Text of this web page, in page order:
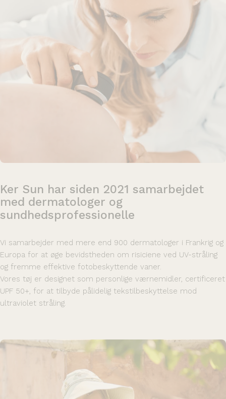
Ker Sun har siden 2021 samarbejdet
med dermatologer og
sundhedsprofessionelle
Vi samarbejder med mere end 900 dermatologer i Frankrig og
Europa for at øge bevidstheden om risiciene ved UV-stråling
og fremme effektive fotobeskyttende vaner.
Vores tøj er designet som personlige værnemidler, certificeret
UPF 50+, for at tilbyde pålidelig tekstilbeskyttelse mod
ultraviolet stråling.